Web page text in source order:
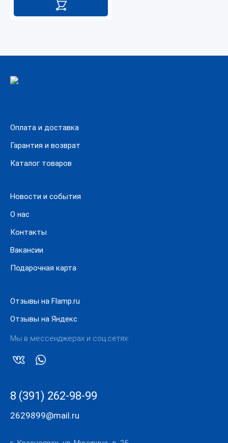
Оплата и доставка
Гарантия и возврат
Каталог товаров
Новости и события
О нас
Контакты
Вакансии
Подарочная карта
Отзывы на Flamp.ru
Отзывы на Яндекс
Мы в мессенджерах и соц.сетях:
8 (391) 262-98-99
2629899@mail.ru